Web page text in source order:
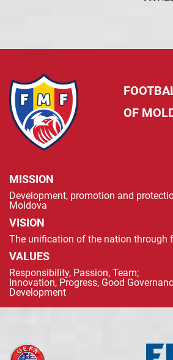
OF
MISSION
Development, promotion and
Moldova
VISION
The unification of the nation through
VALUES
Responsibility, Passion, Team;
Innovation, Progress, Good
Development